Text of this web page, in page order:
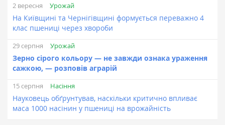
2 вересня Урожай
На Київщині та Чернігівщині формується переважно 4
клас пшениці через хвороби
29 серпня Урожай
Зерно сірого кольору — не завжди ознака ураження
сажкою, — розповів аграрій
15 серпня Насіння
Науковець обґрунтував, наскільки критично впливає
маса 1000 насінин у пшениці на врожайність